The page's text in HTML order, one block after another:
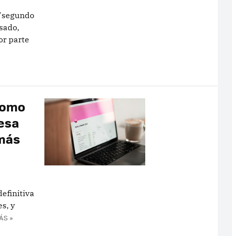
parte
y
»